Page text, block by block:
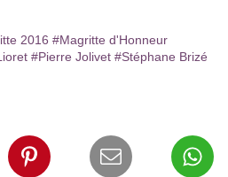
2016 #Magritte d'Honneur
#Pierre Jolivet #Stéphane Brizé